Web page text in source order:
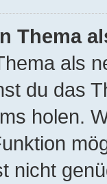
Thema
als
du das
holen.
nicht